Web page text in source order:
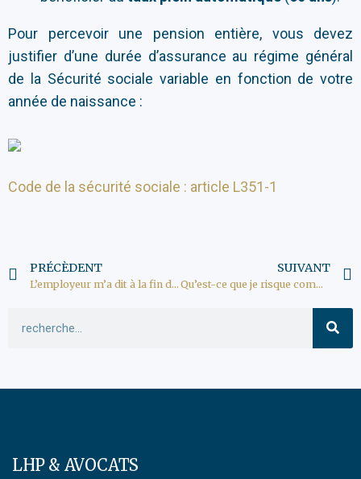
Pour percevoir une pension entière, vous devez
justifier d’une durée d’assurance au régime général
de la Sécurité sociale variable en fonction de votre
année de naissance :
Code de la sécurité sociale : article L351-1
PRÉCÈDENT
L’employeur m’a dit à la fin de l’entretien que j’étais engagé, peut-il revenir sur sa décision ?
SUIVANT
Qu’est-ce que je risque comme sanction si mon travail n’est pas déclaré ?
LHP & AVOCATS